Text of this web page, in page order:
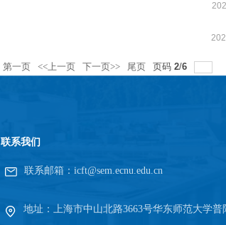
第一页 <<上一页 下一页>> 尾页 页码 2/6
联系我们
联系邮箱：icft@sem.ecnu.edu.cn
地址：上海市中山北路3663号华东师范大学普